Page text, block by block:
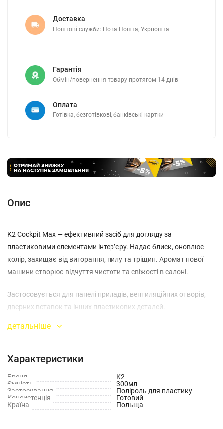
Доставка
Поштові служби: Нова Пошта, Укрпошта
Гарантія
Обмін/повернення товару протягом 14 днів
Оплата
Готівка, безготівкові, банківські картки
Опис
K2 Cockpit Max — ефективний засіб для догляду за
пластиковими елементами інтер’єру. Надає блиск, оновлює
колір, захищає від вигорання, пилу та тріщин. Аромат нової
машини створює відчуття чистоти та свіжості в салоні.
Застосовується для панелі приладів, вентиляційних отворів,
дверних вставок та інших пластикових деталей.
детальніше
Характеристики
Бренд
K2
Ємність
300мл
Застосування
Поліроль для пластику
Консистенція
Готовий
Країна
Польща